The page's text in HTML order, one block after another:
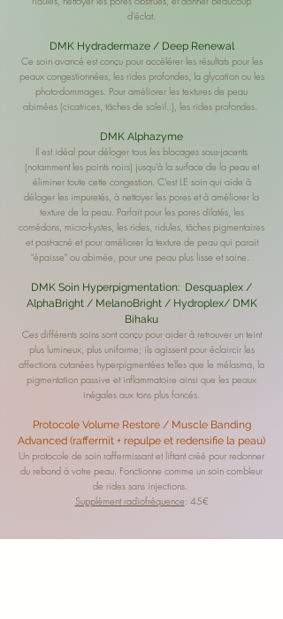
d'éclat.
DMK Hydradermaze / Deep Renewal
Ce soin avancé est conçu pour accélérer les résultats pour les
peaux congestionnées, les rides profondes, la glycation ou les
photo-dommages. Pour améliorer les textures de peau
abimées (cicatrices, tâches de soleil..), les rides profondes.
DMK Alphazyme
Il est idéal pour déloger tous les blocages sous-jacents
(notamment les points noirs) jusqu'à la surface de la peau et
éliminer toute cette congestion. C'est LE soin qui aide à
déloger les impuretés, à nettoyer les pores et à améliorer la
texture de la peau. Parfait pour les pores dilatés, les
comédons, micro-kystes, les rides, ridules, tâches pigmentaires
et post-acné et pouraméliorer la texture de peau qui parait
"épaisse" ou abimée, pour une peau plus lisse et saine.
DMK Soin Hyperpigmentation: Desquaplex /
AlphaBright / MelanoBright / Hydroplex/ DMK
Bihaku
Ces différents soins sont conçu pour aider à retrouver un teint
plus lumineux, plus uniforme; ils agissent pour éclaircir les
affections cutanées hyperpigmentées telles que le mélasma, la
pigmentation passive et inflammatoire ainsi que les peaux
inégales aux tons plus foncés.
Protocole Volume Restore / Muscle Banding
Advanced (raffermit + repulpe et redensifie la peau)
Un protocole de soin raffermissant et liftant créé pour redonner
du rebond à votre peau. Fonctionne comme un soin combleur
de rides sans injections.
Supplément radiofréquence: 45€